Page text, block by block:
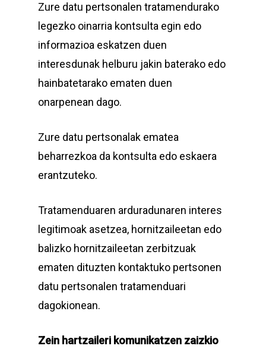
Zure datu pertsonalen tratamendurako
legezko oinarria kontsulta egin edo
informazioa eskatzen duen
interesdunak helburu jakin baterako edo
hainbatetarako ematen duen
onarpenean dago.
Zure datu pertsonalak ematea
beharrezkoa da kontsulta edo eskaera
erantzuteko.
Tratamenduaren arduradunaren interes
legitimoak asetzea, hornitzaileetan edo
balizko hornitzaileetan zerbitzuak
ematen dituzten kontaktuko pertsonen
datu pertsonalen tratamenduari
dagokionean.
Zein hartzaileri komunikatzen zaizkio